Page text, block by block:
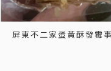
屏東不二家蛋黃酥發霉